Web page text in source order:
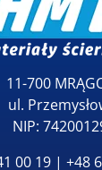
11-700
ul.
NIP:
00 19 | +48